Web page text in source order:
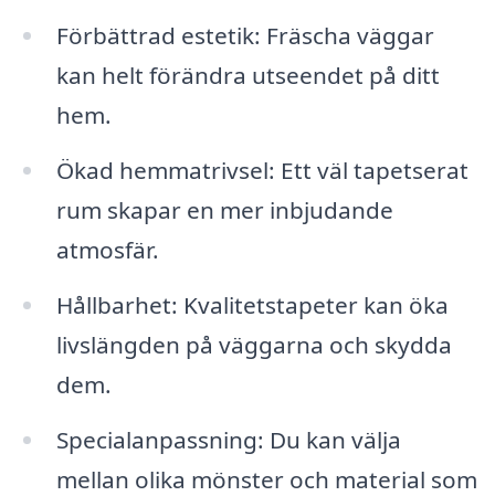
Förbättrad estetik: Fräscha väggar
kan helt förändra utseendet på ditt
hem.
Ökad hemmatrivsel: Ett väl tapetserat
rum skapar en mer inbjudande
atmosfär.
Hållbarhet: Kvalitetstapeter kan öka
livslängden på väggarna och skydda
dem.
Specialanpassning: Du kan välja
mellan olika mönster och material som